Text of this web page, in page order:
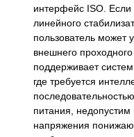
интерфейс ISO. Если
линейного
пользователь может
внешнего
поддерживает
где требуется
питания,
напряжения